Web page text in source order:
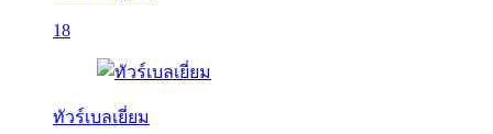
18
ทัวร์เบลเยี่ยม